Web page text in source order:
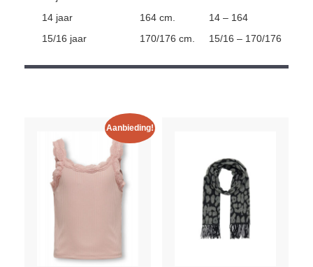
14 jaar
164 cm.
14 – 164
15/16 jaar
170/176 cm. 15/16 – 170/176
Aanbieding!